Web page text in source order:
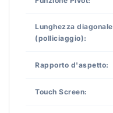
Lunghezza diagonale
(polliciaggio):
Rapporto d'aspetto:
Touch Screen: